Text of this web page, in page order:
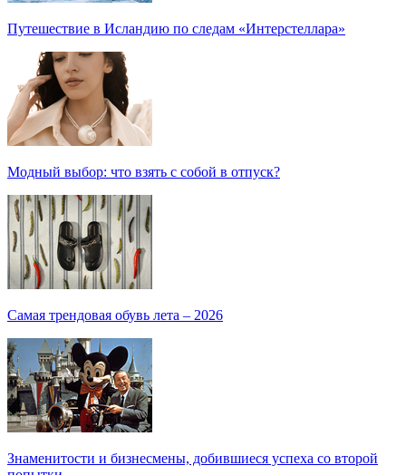
Путешествие в Исландию по следам «Интерстеллара»
Модный выбор: что взять с собой в отпуск?
Самая трендовая обувь лета – 2026
Знаменитости и бизнесмены, добившиеся успеха со второй